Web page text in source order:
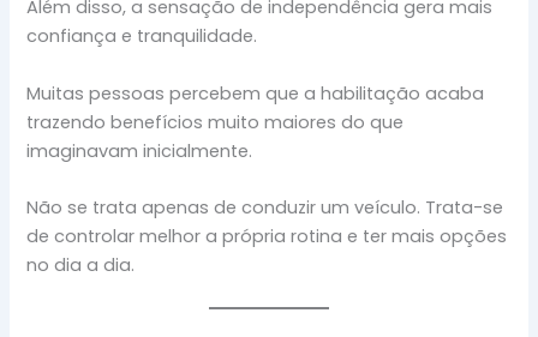
Além disso, a sensação de independência gera mais
confiança e tranquilidade.
Muitas pessoas percebem que a habilitação acaba
trazendo benefícios muito maiores do que
imaginavam inicialmente.
Não se trata apenas de conduzir um veículo. Trata-se
de controlar melhor a própria rotina e ter mais opções
no dia a dia.